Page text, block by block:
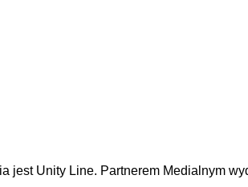
jest Unity Line. Partnerem Medialnym